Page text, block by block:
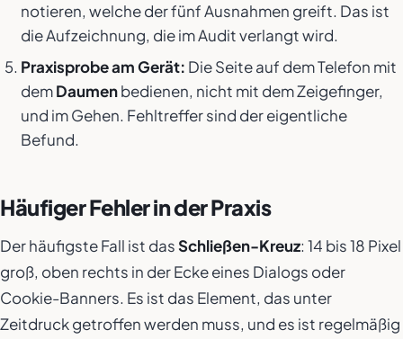
notieren, welche der fünf Ausnahmen greift. Das ist
die Aufzeichnung, die im Audit verlangt wird.
Praxisprobe am Gerät: Die Seite auf dem Telefon mit
demDaumenbedienen, nicht mit dem Zeigefinger,
und im Gehen. Fehltreffer sind der eigentliche
Befund.
Häufiger Fehler in der Praxis
Der häufigste Fall ist dasSchließen-Kreuz: 14 bis 18 Pixel
groß, oben rechts in der Ecke eines Dialogs oder
Cookie-Banners. Es ist das Element, das unter
Zeitdruck getroffen werden muss, und es ist regelmäßig